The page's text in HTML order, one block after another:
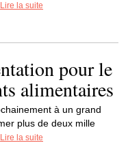
Lire la suite
pour le
alimentaires
à un grand
plus de deux mille
Lire la suite